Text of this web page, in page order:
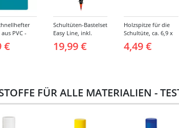
aus PVC -
€
Schultüten-Bastelset
Easy Line, inkl.
Zubehör &
Anleitung, 68 cm,
19,99 €
Holzspitze für die
Schultüte, ca. 6,9 x
3,8 cm, 2er Pack
4,49 €
FÜR ALLE MATERIALIEN -